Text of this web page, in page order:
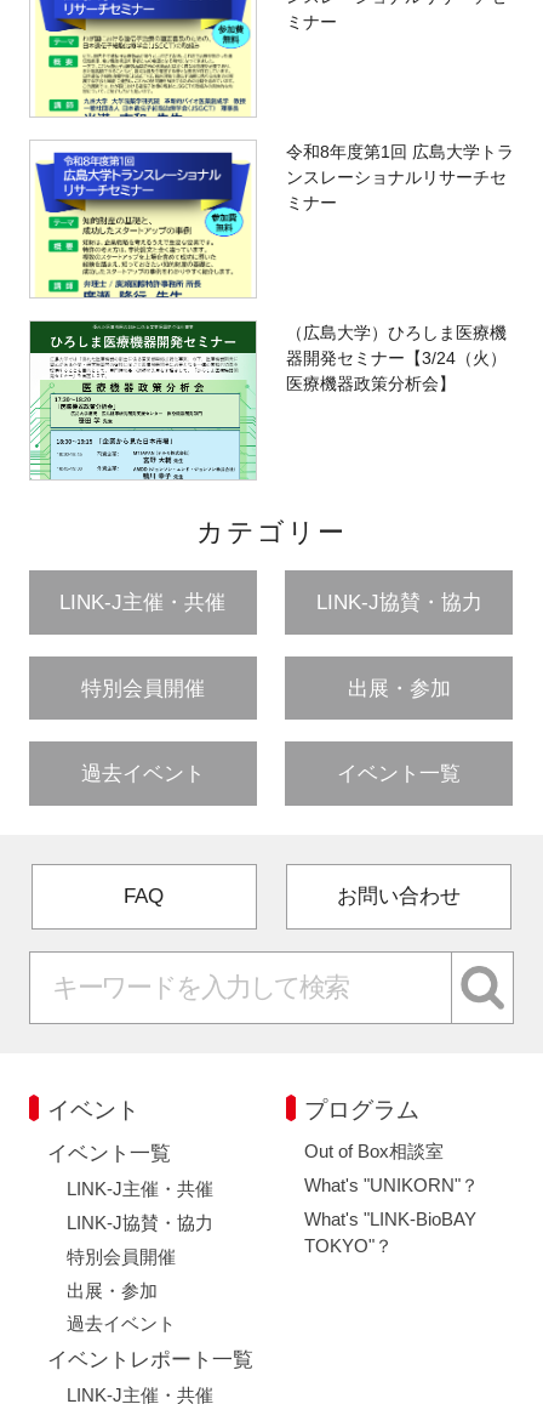
ミナー
令和8年度第1回 広島大学トラ
ンスレーショナルリサーチセ
ミナー
（広島大学）ひろしま医療機
器開発セミナー【3/24（火）
医療機器政策分析会】
カテゴリー
LINK-J主催・共催 LINK-J協賛・協力
特別会員開催 出展・参加
過去イベント イベント一覧
FAQ お問い合わせ
イベント
イベント一覧
LINK-J主催・共催
LINK-J協賛・協力
特別会員開催
出展・参加
過去イベント
イベントレポート一覧
LINK-J主催・共催
プログラム
Out of Box相談室
What's "UNIKORN"？
What's "LINK-BioBAY
TOKYO"？